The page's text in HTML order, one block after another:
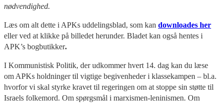
nødvendighed.
Læs om alt dette i APKs uddelingsblad, som kan downloades her
eller ved at klikke på billedet herunder. Bladet kan også hentes i
APK’s bogbutikker.
I Kommunistisk Politik, der udkommer hvert 14. dag kan du læse
om APKs holdninger til vigtige begivenheder i klassekampen – bl.a.
hvorfor vi skal styrke kravet til regeringen om at stoppe sin støtte til
Israels folkemord. Om spørgsmål i marxismen-leninismen. Om